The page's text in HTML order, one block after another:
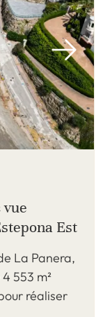
Est
La Panera,
553 m²
réaliser